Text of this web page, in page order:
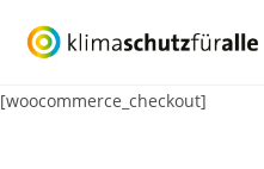
Inhalt
[woocommerce_checkout]